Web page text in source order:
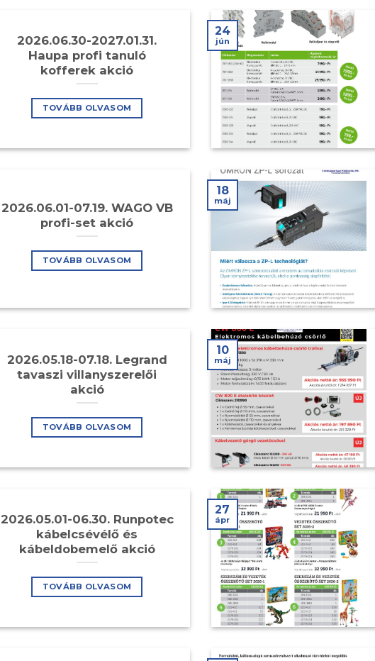
2026.06.30-2027.01.31.
Haupa profi tanuló
kofferek akció
TOVÁBB OLVASOM
24
jún
2026.06.01-07.19. WAGO VB
profi-set akció
TOVÁBB OLVASOM
18
máj
2026.05.18-07.18. Legrand
tavaszi villanyszerelői
akció
TOVÁBB OLVASOM
10
máj
2026.05.01-06.30. Runpotec
kábelcsévélő és
kábeldobemelő akció
TOVÁBB OLVASOM
27
ápr